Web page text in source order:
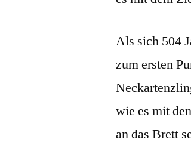
Als sich 504
zum ersten
wie es mit
an das Brett